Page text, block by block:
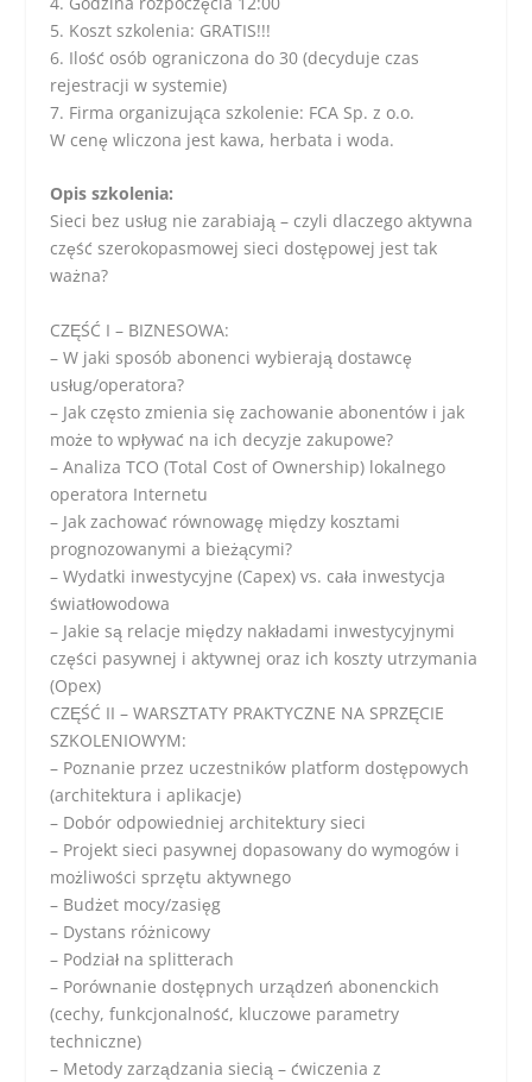
5. Koszt szkolenia: GRATIS!!!
6. Ilość osób ograniczona do 30 (decyduje czas
rejestracji w systemie)
7. Firma organizująca szkolenie: FCA Sp. z o.o.
W cenę wliczona jest kawa, herbata i woda.
Opis szkolenia:
Sieci bez usług nie zarabiają – czyli dlaczego aktywna
część szerokopasmowej sieci dostępowej jest tak
ważna?
CZĘŚĆ I – BIZNESOWA:
– W jaki sposób abonenci wybierają dostawcę
usług/operatora?
– Jak często zmienia się zachowanie abonentów i jak
może to wpływać na ich decyzje zakupowe?
– Analiza TCO (Total Cost of Ownership) lokalnego
operatora Internetu
– Jak zachować równowagę między kosztami
prognozowanymi a bieżącymi?
– Wydatki inwestycyjne (Capex) vs. cała inwestycja
światłowodowa
– Jakie są relacje między nakładami inwestycyjnymi
części pasywnej i aktywnej oraz ich koszty utrzymania
(Opex)
CZĘŚĆ II – WARSZTATY PRAKTYCZNE NA SPRZĘCIE
SZKOLENIOWYM:
– Poznanie przez uczestników platform dostępowych
(architektura i aplikacje)
– Dobór odpowiedniej architektury sieci
– Projekt sieci pasywnej dopasowany do wymogów i
możliwości sprzętu aktywnego
– Budżet mocy/zasięg
– Dystans różnicowy
– Podział na splitterach
– Porównanie dostępnych urządzeń abonenckich
(cechy, funkcjonalność, kluczowe parametry
techniczne)
– Metody zarządzania siecią – ćwiczenia z